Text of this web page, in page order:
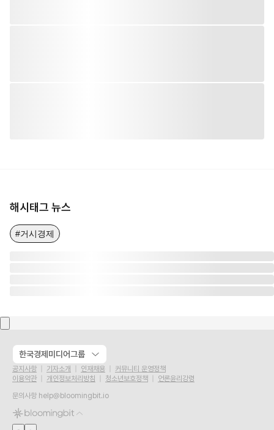
해시태그 뉴스
#거시경제
한국경제미디어그룹
공지사항 기자소개 인재채용
커뮤니티 운영정책
이용약관
개인정보처리방침 청소년보호정책
언론윤리강령
문의사항 help@bloomingbit.io